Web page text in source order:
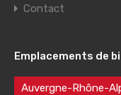
Contact
Emplacements de
Auvergne-Rhône-